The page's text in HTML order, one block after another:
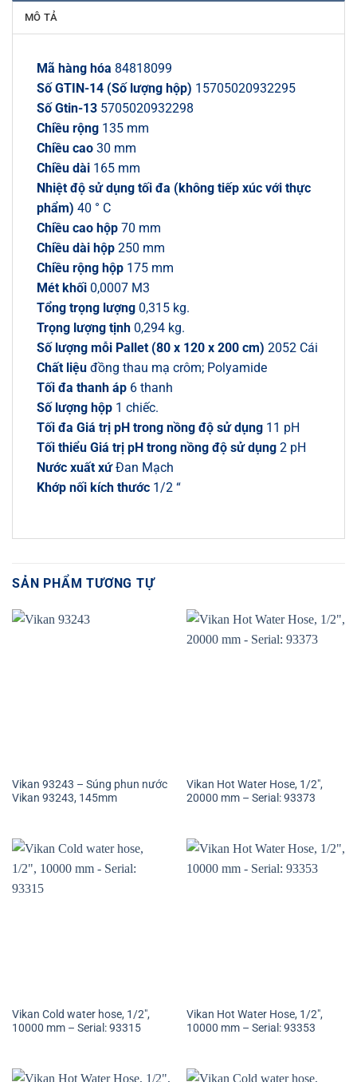
MÔ TẢ
Mã hàng hóa 84818099
Số GTIN-14 (Số lượng hộp) 15705020932295
Số Gtin-13 5705020932298
Chiều rộng 135 mm
Chiều cao 30 mm
Chiều dài 165 mm
Nhiệt độ sử dụng tối đa (không tiếp xúc với thực
phẩm) 40 ° C
Chiều cao hộp 70 mm
Chiều dài hộp 250 mm
Chiều rộng hộp 175 mm
Mét khối 0,0007 M3
Tổng trọng lượng 0,315 kg.
Trọng lượng tịnh 0,294 kg.
Số lượng mỗi Pallet (80 x 120 x 200 cm) 2052 Cái
Chất liệu đồng thau mạ crôm; Polyamide
Tối đa thanh áp 6 thanh
Số lượng hộp 1 chiếc.
Tối đa Giá trị pH trong nồng độ sử dụng 11 pH
Tối thiểu Giá trị pH trong nồng độ sử dụng 2 pH
Nước xuất xứĐan Mạch
Khớp nối kích thước 1/2 “
SẢN PHẨM TƯƠNG TỰ
Vikan 93243 – Súng phun nước
Vikan 93243, 145mm
Vikan Hot Water Hose, 1/2″,
20000 mm – Serial: 93373
Vikan Cold water hose, 1/2″,
10000 mm – Serial: 93315
Vikan Hot Water Hose, 1/2″,
10000 mm – Serial: 93353